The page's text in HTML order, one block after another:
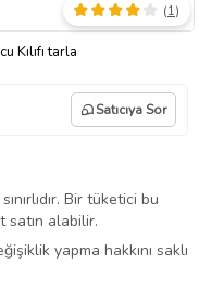
Kılıfı tarla
(1)
Satıcıya Sor
Bir tüketici bu
satın alabilir.
yapma hakkını saklı